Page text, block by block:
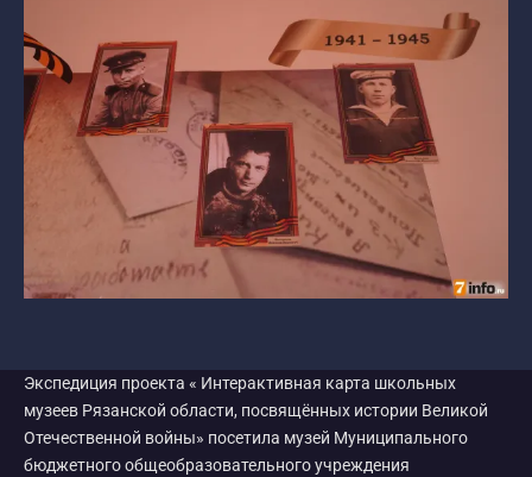
Экспедиция проекта « Интерактивная карта школьных
музеев Рязанской области, посвящённых истории Великой
Отечественной войны» посетила музей Муниципального
бюджетного общеобразовательного учреждения